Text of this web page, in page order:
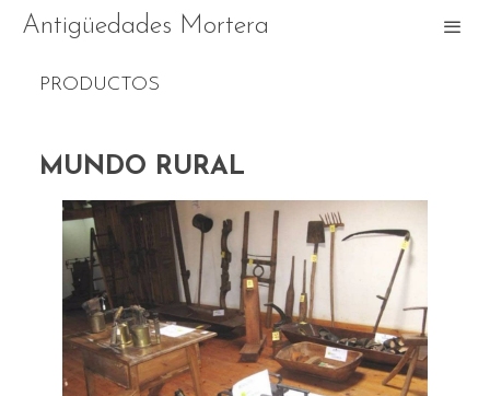
Antigüedades Mortera
PRODUCTOS
MUNDO RURAL